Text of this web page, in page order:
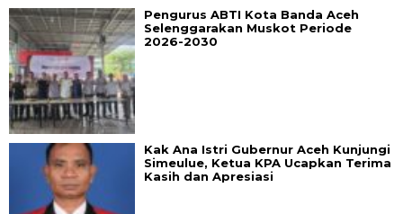
Pengurus ABTI Kota Banda Aceh
Selenggarakan Muskot Periode
2026-2030
Kak Ana Istri Gubernur Aceh Kunjungi
Simeulue, Ketua KPA Ucapkan Terima
Kasih dan Apresiasi